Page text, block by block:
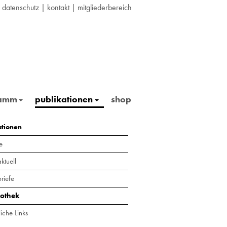
datenschutz | kontakt| mitgliederbereich
publikationen shop
Links